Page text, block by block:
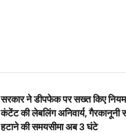
सरकार ने डीपफेक पर सख्त किए
कंटेंट की लेबलिंग अनिवार्य, गैरकानूनी
हटाने की समयसीमा अब 3 घंटे